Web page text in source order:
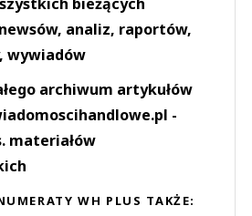
analiz, raportów,
wywiadów
archiwum artykułów
-
materiałów
WH PLUS TAKŻE: